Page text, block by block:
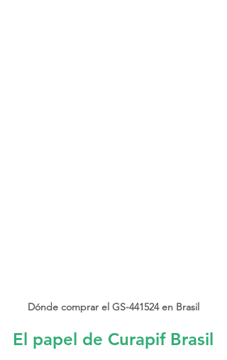
Dónde comprar el GS-441524 en Brasil
El papel de Curapif Brasil